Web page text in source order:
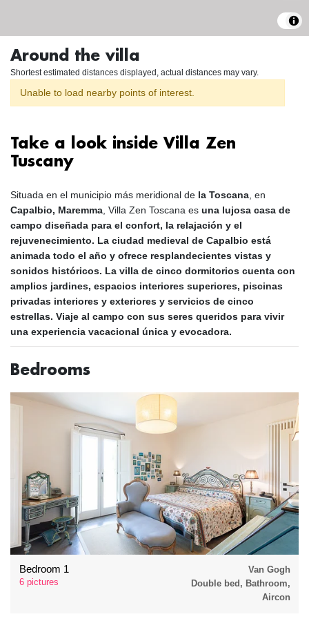
Around the villa
Shortest estimated distances displayed, actual distances may vary.
Unable to load nearby points of interest.
Take a look inside Villa Zen
Tuscany
Situada en el municipio más meridional de la Toscana , en
Capalbio, Maremma , Villa Zen Toscana es una lujosa casa de
campo diseñada para el confort, la relajación y el
rejuvenecimiento. La ciudad medieval de Capalbio está
animada todo el año y ofrece resplandecientes vistas y
sonidos históricos. La villa de cinco dormitorios cuenta con
amplios jardines, espacios interiores superiores, piscinas
privadas interiores y exteriores y servicios de cinco
estrellas. Viaje al campo con sus seres queridos para vivir
una experiencia vacacional única y evocadora.
Bedrooms
Bedroom 1
6 pictures
Van Gogh
Double bed, Bathroom,
Aircon